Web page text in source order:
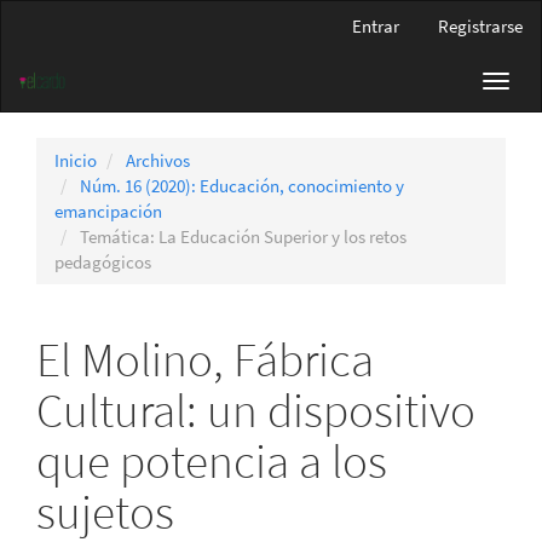
principal
Barra
Entrar Registrarse
Inicio
Archivos
Núm. 16 (2020): Educación, conocimiento y
emancipación
Temática: La Educación Superior y los retos
pedagógicos
El Molino, Fábrica
Cultural: un dispositivo
que potencia a los
sujetos